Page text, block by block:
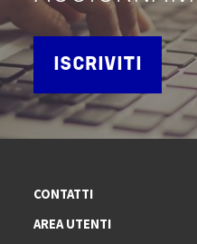
ISCRIVITI
CONTATTI
AREA UTENTI